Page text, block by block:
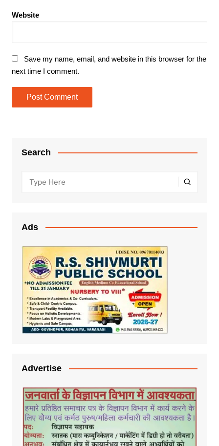
Website
Save my name, email, and website in this browser for the
next time I comment.
Search
Ads
Advertise